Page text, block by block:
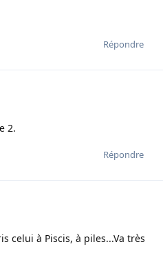
Répondre
2.
Répondre
celui à Piscis, à piles...Va très